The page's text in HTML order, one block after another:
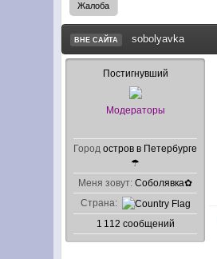
Жалоба
ВНЕ САЙТА sobolyavka
Постигнувший
Модераторы
Город остров в Петербурге
☂
Меня зовут: Соболявка✿
Страна:
1 112 сообщений